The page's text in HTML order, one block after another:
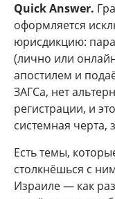
Quick Answer.
оформляется
юрисдикцию:
(лично или
апостилем и
ЗАГСа, нет
регистрации, и
системная черта,
Есть темы,
столкнёшься с
Израиле — как